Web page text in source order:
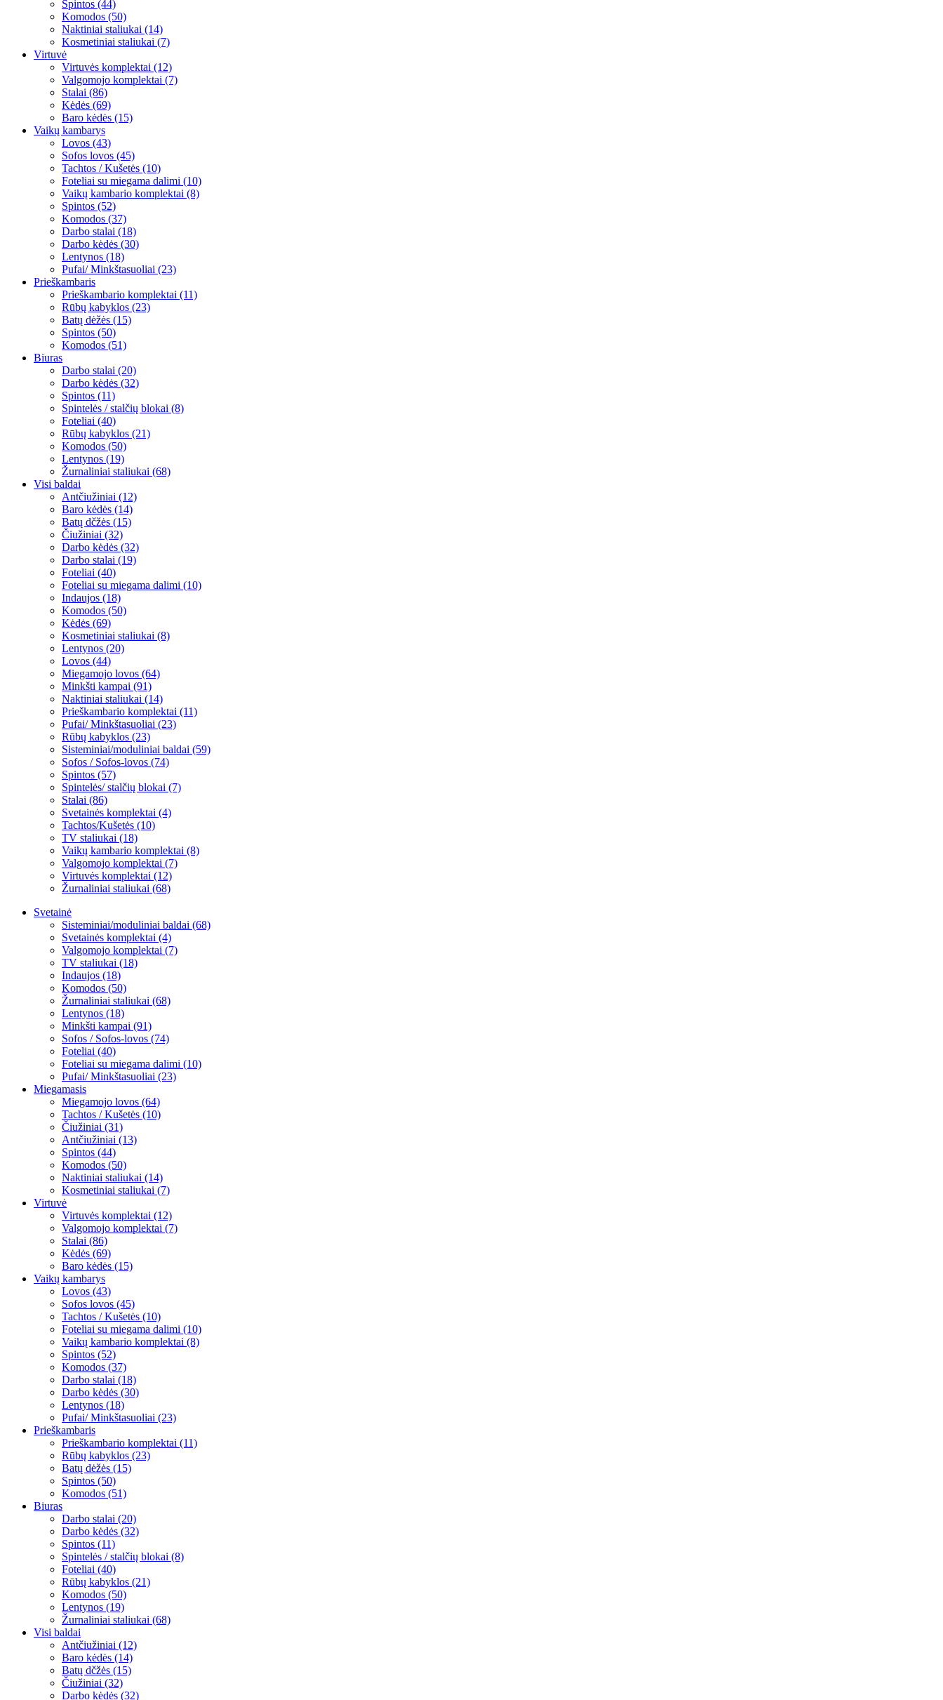
Spintos (44)
Komodos (50)
Naktiniai staliukai (14)
Kosmetiniai staliukai (7)
Virtuvė
Virtuvės komplektai (12)
Valgomojo komplektai (7)
Stalai (86)
Kėdės (69)
Baro kėdės (15)
Vaikų kambarys
Lovos (43)
Sofos lovos (45)
Tachtos / Kušetės (10)
Foteliai su miegama dalimi (10)
Vaikų kambario komplektai (8)
Spintos (52)
Komodos (37)
Darbo stalai (18)
Darbo kėdės (30)
Lentynos (18)
Pufai/ Minkštasuoliai (23)
Prieškambaris
Prieškambario komplektai (11)
Rūbų kabyklos (23)
Batų dėžės (15)
Spintos (50)
Komodos (51)
Biuras
Darbo stalai (20)
Darbo kėdės (32)
Spintos (11)
Spintelės / stalčių blokai (8)
Foteliai (40)
Rūbų kabyklos (21)
Komodos (50)
Lentynos (19)
Žurnaliniai staliukai (68)
Visi baldai
Antčiužiniai (12)
Baro kėdės (14)
Batų dčžės (15)
Čiužiniai (32)
Darbo kėdės (32)
Darbo stalai (19)
Foteliai (40)
Foteliai su miegama dalimi (10)
Indaujos (18)
Komodos (50)
Kėdės (69)
Kosmetiniai staliukai (8)
Lentynos (20)
Lovos (44)
Miegamojo lovos (64)
Minkšti kampai (91)
Naktiniai staliukai (14)
Prieškambario komplektai (11)
Pufai/ Minkštasuoliai (23)
Rūbų kabyklos (23)
Sisteminiai/moduliniai baldai (59)
Sofos / Sofos-lovos (74)
Spintos (57)
Spintelės/ stalčių blokai (7)
Stalai (86)
Svetainės komplektai (4)
Tachtos/Kušetės (10)
TV staliukai (18)
Vaikų kambario komplektai (8)
Valgomojo komplektai (7)
Virtuvės komplektai (12)
Žurnaliniai staliukai (68)
Svetainė
Sisteminiai/moduliniai baldai (68)
Svetainės komplektai (4)
Valgomojo komplektai (7)
TV staliukai (18)
Indaujos (18)
Komodos (50)
Žurnaliniai staliukai (68)
Lentynos (18)
Minkšti kampai (91)
Sofos / Sofos-lovos (74)
Foteliai (40)
Foteliai su miegama dalimi (10)
Pufai/ Minkštasuoliai (23)
Miegamasis
Miegamojo lovos (64)
Tachtos / Kušetės (10)
Čiužiniai (31)
Antčiužiniai (13)
Spintos (44)
Komodos (50)
Naktiniai staliukai (14)
Kosmetiniai staliukai (7)
Virtuvė
Virtuvės komplektai (12)
Valgomojo komplektai (7)
Stalai (86)
Kėdės (69)
Baro kėdės (15)
Vaikų kambarys
Lovos (43)
Sofos lovos (45)
Tachtos / Kušetės (10)
Foteliai su miegama dalimi (10)
Vaikų kambario komplektai (8)
Spintos (52)
Komodos (37)
Darbo stalai (18)
Darbo kėdės (30)
Lentynos (18)
Pufai/ Minkštasuoliai (23)
Prieškambaris
Prieškambario komplektai (11)
Rūbų kabyklos (23)
Batų dėžės (15)
Spintos (50)
Komodos (51)
Biuras
Darbo stalai (20)
Darbo kėdės (32)
Spintos (11)
Spintelės / stalčių blokai (8)
Foteliai (40)
Rūbų kabyklos (21)
Komodos (50)
Lentynos (19)
Žurnaliniai staliukai (68)
Visi baldai
Antčiužiniai (12)
Baro kėdės (14)
Batų dčžės (15)
Čiužiniai (32)
Darbo kėdės (32)